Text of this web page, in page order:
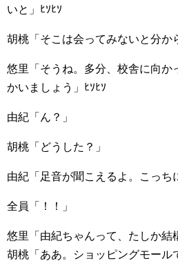
いと」ﾋｿﾋｿ
胡桃「そこは会ってみないと分か
悠里「そうね。多分、校舎に向か
かいましょう」ﾋｿﾋｿ
由紀「ん？」
胡桃「どうした？」
由紀「足音が聞こえるよ。こっち
全員「！！」
悠里「由紀ちゃんって、たしか結
胡桃「ああ。ショッピングモール